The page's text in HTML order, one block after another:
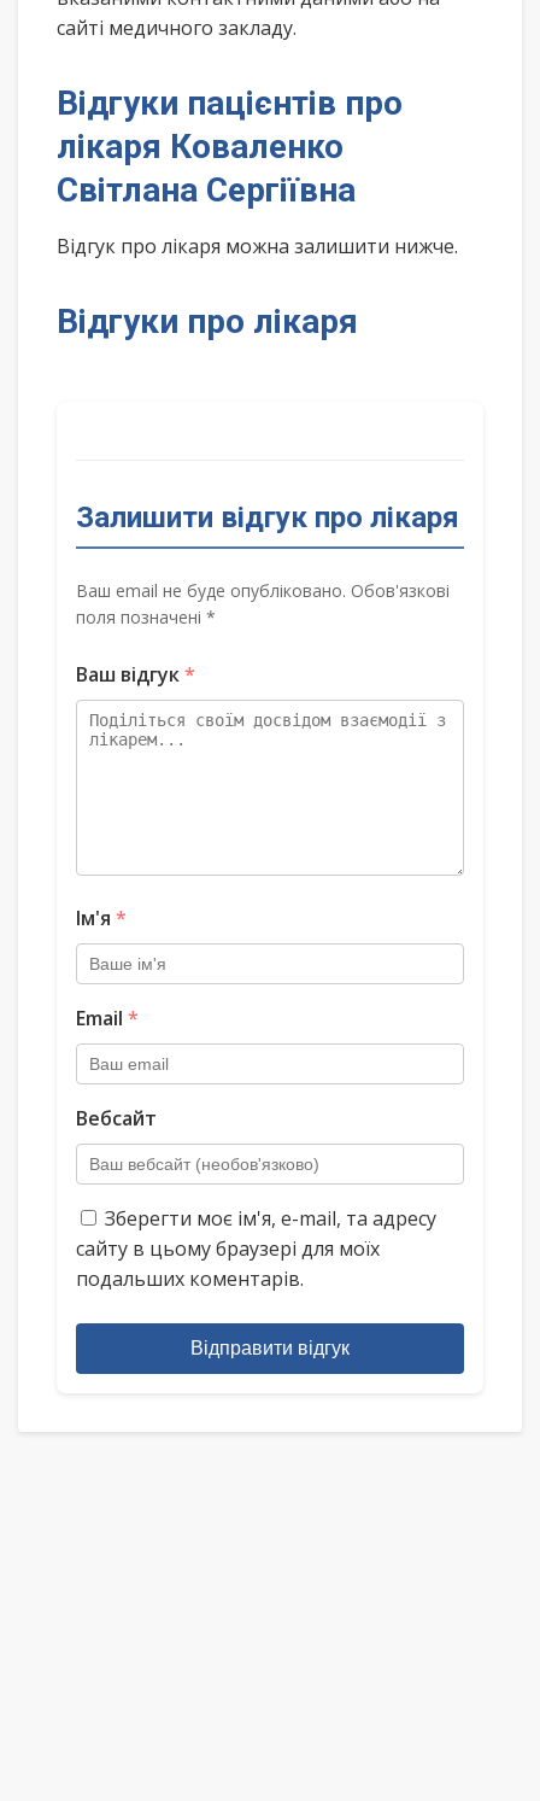
сайті медичного закладу.
Відгуки пацієнтів про
лікаря Коваленко
Світлана Сергіївна
Відгук про лікаря можна залишити нижче.
Відгуки про лікаря
Залишити відгук про лікаря
Ваш email не буде опубліковано. Обов'язкові
поля позначені *
Ваш відгук*
Ім'я *
Email *
Вебсайт
Зберегти моє ім'я, e-mail, та адресу
сайту в цьому браузері для моїх
подальших коментарів.
Відправити відгук